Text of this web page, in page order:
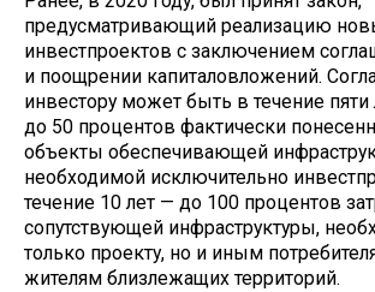
предусматривающий реализацию
инвестпроектов с заключением
и поощрении капиталовложений.
инвестору может быть в течение
до 50 процентов фактически
объекты обеспечивающей
необходимой исключительно
течение 10 лет — до 100 процентов
сопутствующей инфраструктуры,
только проекту, но и иным
жителям близлежащих территорий.